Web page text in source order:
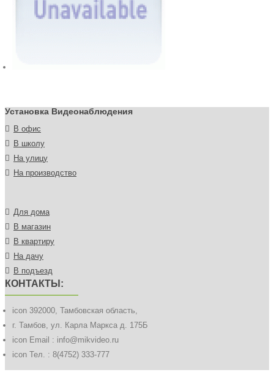
Установка Видеонаблюдения
В офис
В школу
На улицу
На производство
Для дома
В магазин
В квартиру
На дачу
В подъезд
КОНТАКТЫ:
icon 392000, Тамбовская область,
г. Тамбов, ул. Карла Маркса д. 175Б
icon Email : info@mikvideo.ru
icon Тел. : 8(4752) 333-777